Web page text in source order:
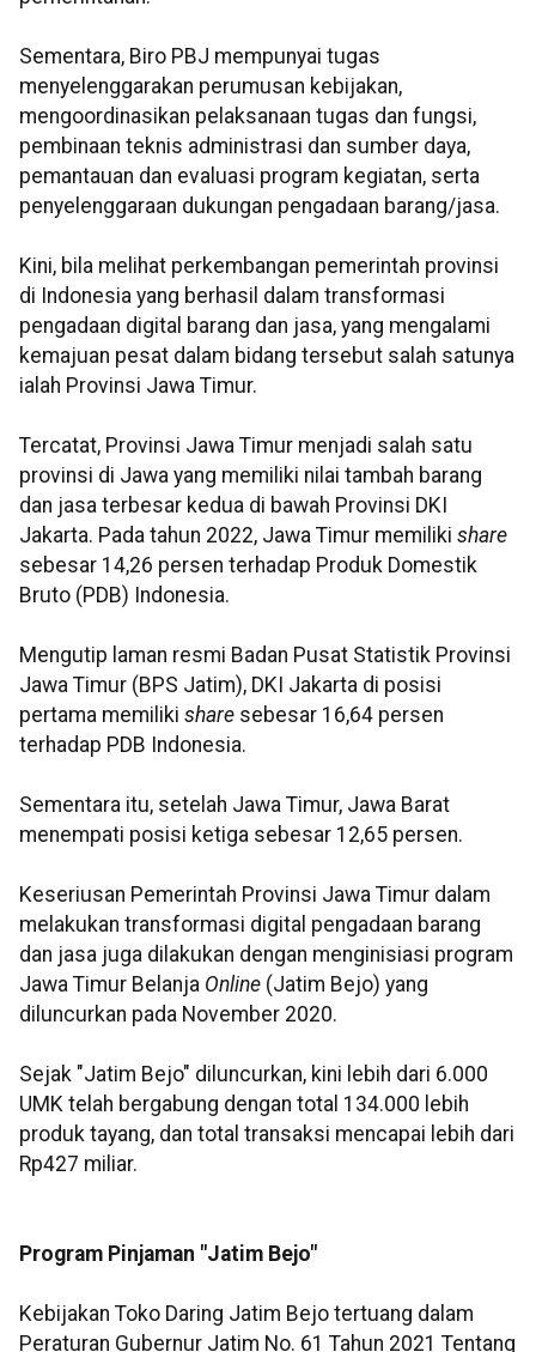
Sementara, Biro PBJ mempunyai tugas
menyelenggarakan perumusan kebijakan,
mengoordinasikan pelaksanaan tugas dan fungsi,
pembinaan teknis administrasi dan sumber daya,
pemantauan dan evaluasi program kegiatan, serta
penyelenggaraan dukungan pengadaan barang/jasa.
Kini, bila melihat perkembangan pemerintah provinsi
di Indonesia yang berhasil dalam transformasi
pengadaan digital barang dan jasa, yang mengalami
kemajuan pesat dalam bidang tersebut salah satunya
ialah Provinsi Jawa Timur.
Tercatat, Provinsi Jawa Timur menjadi salah satu
provinsi di Jawa yang memiliki nilai tambah barang
dan jasa terbesar kedua di bawah Provinsi DKI
Jakarta. Pada tahun 2022, Jawa Timur memiliki share
sebesar 14,26 persen terhadap Produk Domestik
Bruto (PDB) Indonesia.
Mengutip laman resmi Badan Pusat Statistik Provinsi
Jawa Timur (BPS Jatim), DKI Jakarta di posisi
pertama memiliki share sebesar 16,64 persen
terhadap PDB Indonesia.
Sementara itu, setelah Jawa Timur, Jawa Barat
menempati posisi ketiga sebesar 12,65 persen.
Keseriusan Pemerintah Provinsi Jawa Timur dalam
melakukan transformasi digital pengadaan barang
dan jasa juga dilakukan dengan menginisiasi program
Jawa Timur Belanja Online (Jatim Bejo) yang
diluncurkan pada November 2020.
Sejak "Jatim Bejo" diluncurkan, kini lebih dari 6.000
UMK telah bergabung dengan total 134.000 lebih
produk tayang, dan total transaksi mencapai lebih dari
Rp427 miliar.
Program Pinjaman "Jatim Bejo"
Kebijakan Toko Daring Jatim Bejo tertuang dalam
Peraturan Gubernur Jatim No. 61 Tahun 2021 Tentang